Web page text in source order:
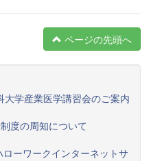
ページの先頭へ
学産業医学講習会のご案内
度の周知について
ーワークインターネットサ